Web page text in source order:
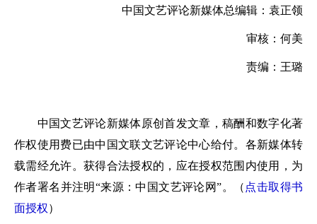
中国文艺评论新媒体总编辑：袁正领
审核：何美
责编：王璐
中国文艺评论新媒体原创首发文章，稿酬和数字化著
作权使用费已由中国文联文艺评论中心给付。各新媒体转
载需经允许。获得合法授权的，应在授权范围内使用，为
作者署名并注明“来源：中国文艺评论网”。（ 点击取得书
面授权）